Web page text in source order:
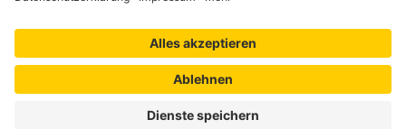
Telefon:0211 - 68 71 - 03
0211 - 68 71 - 3333
E-Mail:info(at)bdguss.de